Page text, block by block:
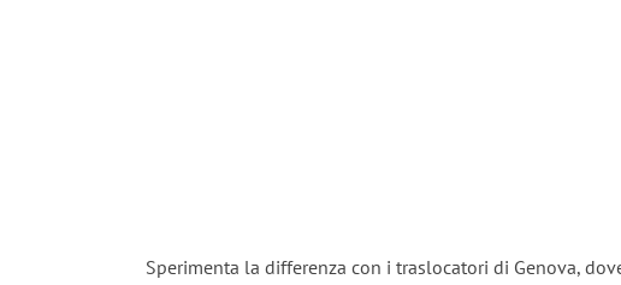
Sperimenta la differenza con i traslocatori di Genova,